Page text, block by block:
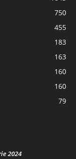
750
455
183
163
160
160
79
2024